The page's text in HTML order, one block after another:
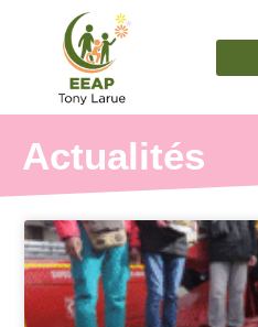
Actualités